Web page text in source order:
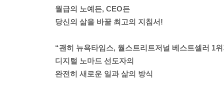
리하여 ‘현실적인’ 목표에 대한 경쟁이 가장 피
는 것보다 1천만 달러를 모으는 것이 더 쉽다. 술
당신이 자신감이 없다면 알아 두라. 세상의 다른
마라. 당신은 생각보다 훨씬 더 나은 사람이니까.
월급의 노예든, CEO든
당신의 삶을 바꿀 최고의 지침서!
“괜히 뉴욕타임스, 월스트리트저널 베스트셀러 1
디지털 노마드 선도자의
완전히 새로운 일과 삶의 방식